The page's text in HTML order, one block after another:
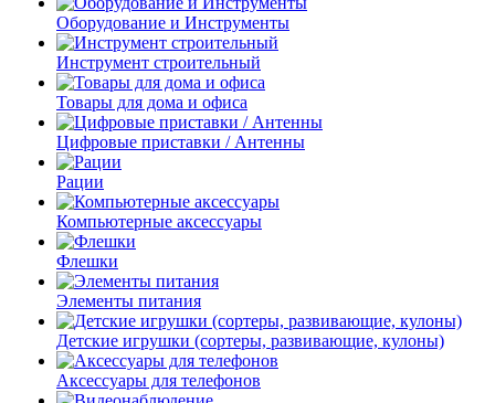
Оборудование и Инструменты
Инструмент строительный
Товары для дома и офиса
Цифровые приставки / Антенны
Рации
Компьютерные аксессуары
Флешки
Элементы питания
Детские игрушки (сортеры, развивающие, кулоны)
Аксессуары для телефонов